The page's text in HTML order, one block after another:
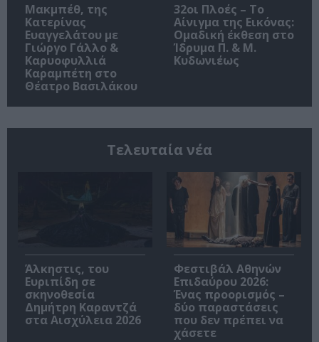
Μακμπέθ, της
Κατερίνας
Ευαγγελάτου με
Γιώργο Γάλλο &
Καρυοφυλλιά
Καραμπέτη στο
Θέατρο Βασιλάκου
32οι Πλοές – Το
Αίνιγμα της Εικόνας:
Ομαδική έκθεση στο
Ίδρυμα Π. & Μ.
Κυδωνιέως
Τελευταία νέα
Άλκηστις, του
Ευριπίδη σε
σκηνοθεσία
Δημήτρη Καραντζά
στα Αισχύλεια 2026
Φεστιβάλ Αθηνών
Επιδαύρου 2026:
Ένας προορισμός –
δύο παραστάσεις
που δεν πρέπει να
χάσετε